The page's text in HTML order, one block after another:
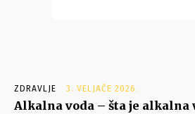
ZDRAVLJE 3. VELJAČE 2026.
Alkalna voda – šta je alkalna